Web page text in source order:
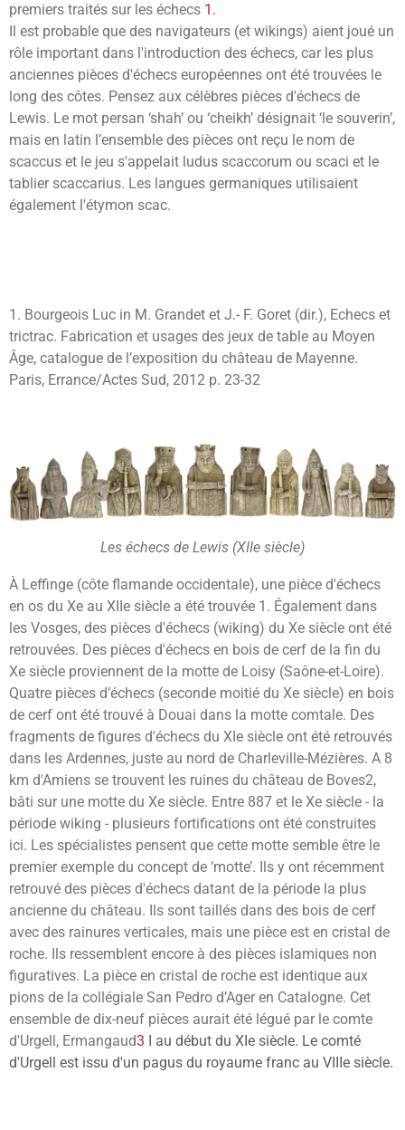
premiers traités sur les échecs 1.
Il est probable que des navigateurs (et wikings) aient joué un
rôle important dans l'introduction des échecs, car les plus
anciennes pièces d'échecs européennes ont été trouvées le
long des côtes. Pensez aux célèbres pièces d'échecs de
Lewis. Le mot persan ‘shah’ ou ‘cheikh’ désignait ‘le souverin’,
mais en latin l’ensemble des pièces ont reçu le nom de
scaccus et le jeu s'appelait ludus scaccorum ou scaci et le
tablier scaccarius. Les langues germaniques utilisaient
également l'étymon scac.
1. Bourgeois Luc in M. Grandet et J.- F. Goret (dir.), Echecs et
trictrac. Fabrication et usages des jeux de table au Moyen
Âge, catalogue de l’exposition du château de Mayenne.
Paris, Errance/Actes Sud, 2012 p. 23-32
Les échecs de Lewis (XIIe siècle)
À Leffinge (côte flamande occidentale), une pièce d'échecs
en os du Xe au XIIe siècle a été trouvée 1. Également dans
les Vosges, des pièces d'échecs (wiking) du Xe siècle ont été
retrouvées. Des pièces d'échecs en bois de cerf de la fin du
Xe siècle proviennent de la motte de Loisy (Saône-et-Loire).
Quatre pièces d’échecs (seconde moitié du Xe siècle) en bois
de cerf ont été trouvé à Douai dans la motte comtale. Des
fragments de figures d'échecs du XIe siècle ont été retrouvés
dans les Ardennes, juste au nord de Charleville-Mézières. A 8
km d'Amiens se trouvent les ruines du château de Boves2,
bâti sur une motte du Xe siècle. Entre 887 et le Xe siècle - la
période wiking - plusieurs fortifications ont été construites
ici. Les spécialistes pensent que cette motte semble être le
premier exemple du concept de ‘motte’. Ils y ont récemment
retrouvé des pièces d'échecs datant de la période la plus
ancienne du château. Ils sont taillés dans des bois de cerf
avec des rainures verticales, mais une pièce est en cristal de
roche. Ils ressemblent encore à des pièces islamiques non
figuratives. La pièce en cristal de roche est identique aux
pions de la collégiale San Pedro d’Ager en Catalogne. Cet
ensemble de dix-neuf pièces aurait été légué par le comte
d'Urgell, Ermangaud3 I au début du XIe siècle. Le comté
d'Urgell est issu d'un pagus du royaume franc au VIIIe siècle.